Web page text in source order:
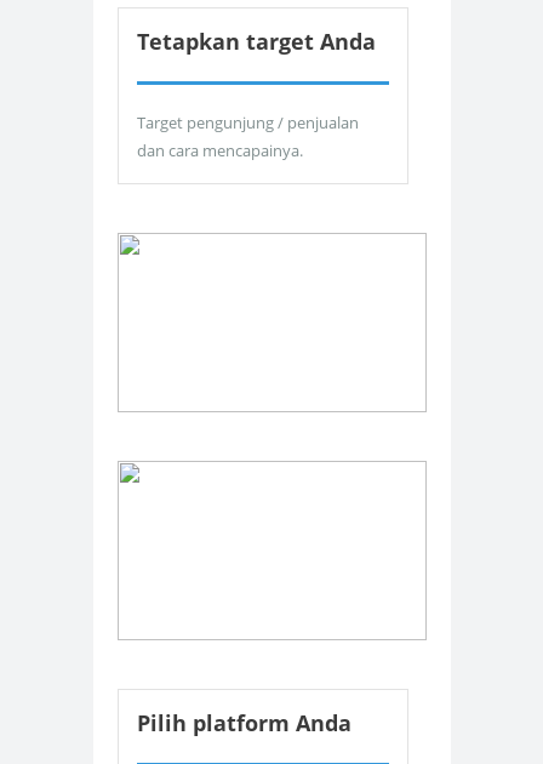
Tetapkan target Anda
Target pengunjung / penjualan
dan cara mencapainya.
Pilih platform Anda